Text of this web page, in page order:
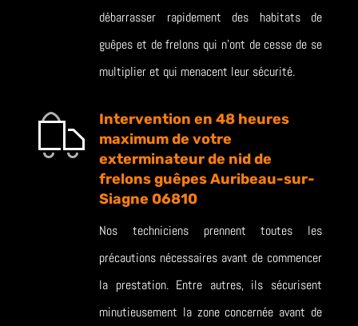
débarrasser rapidement des habitats de
guêpes et de frelons qui n’ont de cesse de se
multiplier et qui menacent leur sécurité.
Intervention en 48 heures
maximum de votre
exterminateur de nid de
frelons guêpes Auribeau-sur-
Siagne 06810
Nos techniciens prennent toutes les
précautions nécessaires avant de commencer
la prestation. Entre autres, ils sécurisent
minutieusement la zone concernée avant de